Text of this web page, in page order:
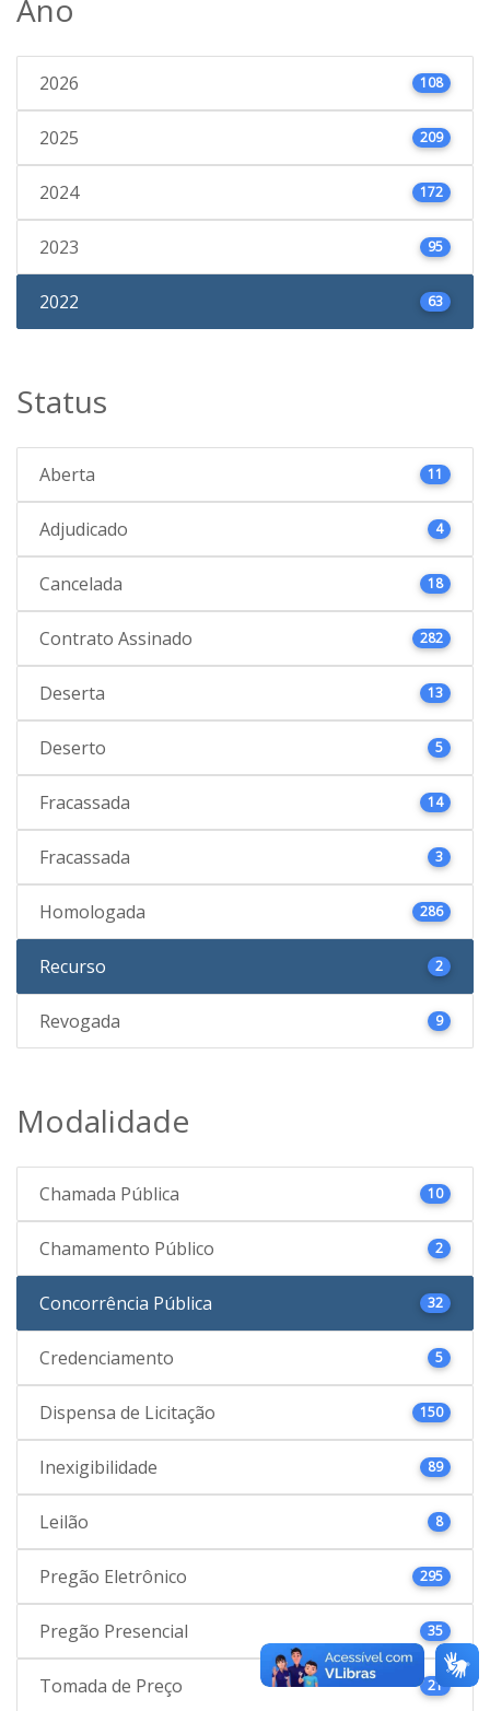
Ano
2026 108
2025 209
2024 172
2023 95
2022 63
Status
Aberta 11
Adjudicado 4
Cancelada 18
Contrato Assinado 282
Deserta 13
Deserto 5
Fracassada 14
Fracassada 3
Homologada 286
Recurso 2
Revogada 9
Modalidade
Chamada Pública 10
Chamamento Público 2
Concorrência Pública 32
Credenciamento 5
Dispensa de Licitação 150
Inexigibilidade 89
Leilão 8
Pregão Eletrônico 295
Pregão Presencial 35
Tomada de Preço 21